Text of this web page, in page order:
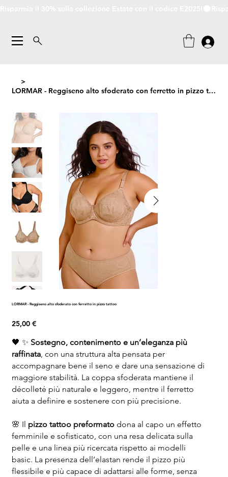
>
LORMAR - Reggiseno alto sfoderato con ferretto in pizzo tattoo
LORMAR - Reggiseno alto sfoderato con ferretto in pizzo tattoo
Prezzo
25,00 €
🖤 ✨ Sostegno, contenimento e un’eleganza più
raffinata, con una struttura alta pensata per
accompagnare bene il seno e dare una sensazione di
maggiore stabilità. La coppa sfoderata mantiene il
décolleté più naturale e leggero, mentre il ferretto
aiuta a definire e sostenere con più precisione.
🌸 Il pizzo tattoo preformatodona al capo un effetto
femminile e sofisticato, con una resa delicata sulla
pelle e una linea più ricercata rispetto ai modelli
basic. La presenza dell’elastan rende il pizzo più
flessibile e più capace di adattarsi alle forme, senza